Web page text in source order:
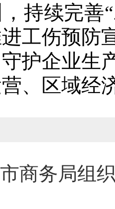
持续完善
工伤预防
护企业生
、区域经
市商务局组